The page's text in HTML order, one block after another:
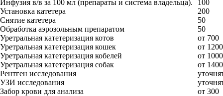
Инфузия в/в за 100 мл (препараты и система владельца).
100
Установка катетера
200
Снятие катетера
50
Обработка аэрозольным препаратом
50
Уретральная катетеризация котов
от 700
Уретральная катетеризация кошек
от 1200
Уретральная катетеризация кобелей
от 1000
Уретральная катетеризация собак
от 1400
Рентген исследования
УЗИ исследования
Забор крови для анализа
от 300